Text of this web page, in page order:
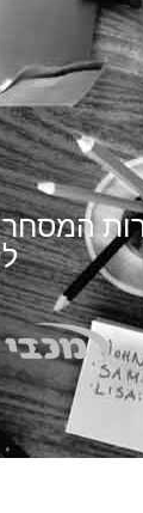
המסחר